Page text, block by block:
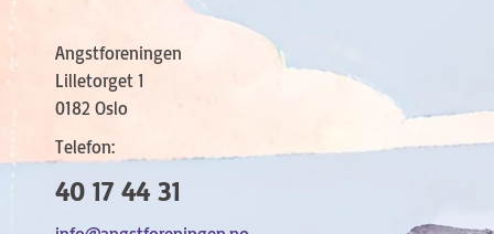
Angstforeningen
Lilletorget 1
0182 Oslo
Telefon:
40 17 44 31